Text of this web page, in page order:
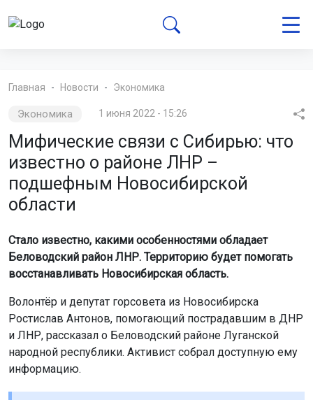
Главная Новости Экономика
Экономика 1 июня 2022 - 15:26
Мифические связи с Сибирью: что
известно о районе ЛНР –
подшефным Новосибирской
области
Стало известно, какими особенностями обладает
Беловодский район ЛНР. Территорию будет помогать
восстанавливать Новосибирская область.
Волонтёр и депутат горсовета из Новосибирска
Ростислав Антонов, помогающий пострадавшим в ДНР
и ЛНР, рассказал о Беловодский районе Луганской
народной республики. Активист собрал доступную ему
информацию.